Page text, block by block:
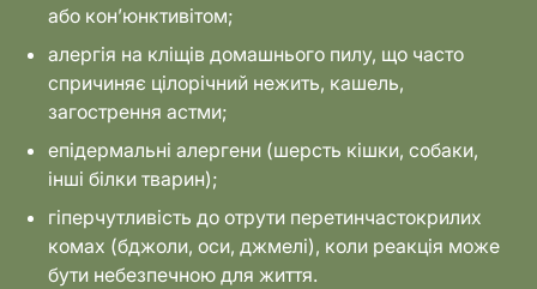
або кон’юнктивітом;
алергія на кліщів домашнього пилу, що часто
спричиняє цілорічний нежить, кашель,
загострення астми;
епідермальні алергени (шерсть кішки, собаки,
інші білки тварин);
гіперчутливість до отрути перетинчастокрилих
комах (бджоли, оси, джмелі), коли реакція може
бути небезпечною для життя.